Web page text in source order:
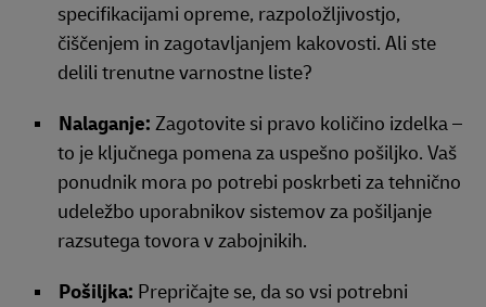
specifikacijami opreme, razpoložljivostjo,
čiščenjem in zagotavljanjem kakovosti. Ali ste
delili trenutne varnostne liste?
Nalaganje: Zagotovite si pravo količino izdelka –
to je ključnega pomena za uspešno pošiljko. Vaš
ponudnik mora po potrebi poskrbeti za tehnično
udeležbo uporabnikov sistemov za pošiljanje
razsutega tovora v zabojnikih.
Pošiljka: Prepričajte se, da so vsi potrebni